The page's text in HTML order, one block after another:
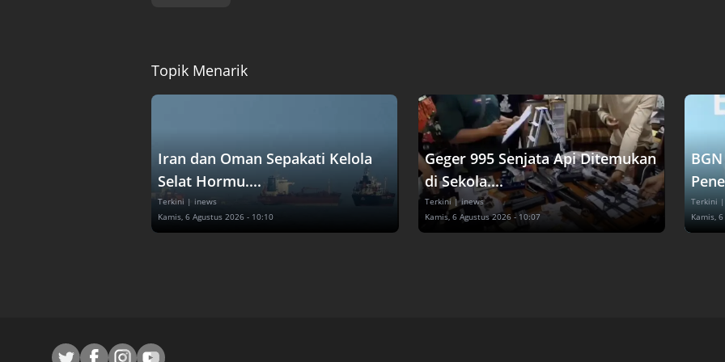
Topik Menarik
Iran dan Oman Sepakati Kelola
Selat Hormu....
Terkini | inews
Kamis, 6 Agustus 2026 - 10:10
Geger 995 Senjata Api Ditemukan
di Sekola....
Terkini | inews
Kamis, 6 Agustus 2026 - 10:07
Terkini
Kamis,